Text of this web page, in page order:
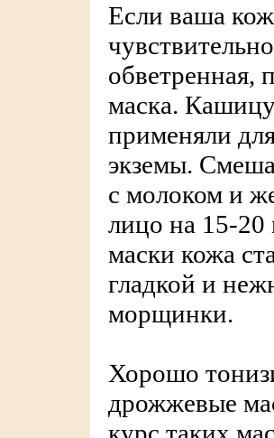
Если ваша
обветренная,
маска.
применяли
экземы.
с молоком и
лицо на 15-20
маски кожа
гладкой и
морщинки.
Хорошо
дрожжевые